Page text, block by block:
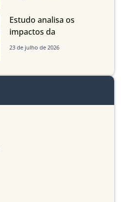
Estudo analisa os
impactos da
infraestrutura logística
do Sul
23 de julho de 2026